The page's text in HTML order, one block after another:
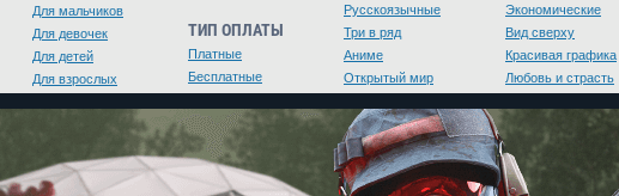
Для мальчиков
Для девочек
Для детей
Для взрослых
ТИП ОПЛАТЫ
Платные
Бесплатные
Русскоязычные
Три в ряд
Аниме
Открытый мир
Экономические
Вид сверху
Красивая графика
Любовь и страсть